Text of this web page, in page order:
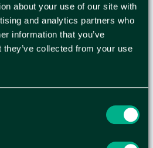
about your use of our site with
and analytics partners who
information that you’ve
collected from your use
här stolen når du hyllor
platser. Slitstyrka i
Beständig mot repor,
här mobila pallen har
fälls upp när
- Håller för upp till 150